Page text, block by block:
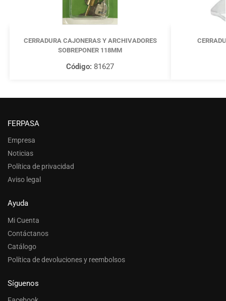
CERRADURA CAJONERAS Y ARCHIVADORES
SOBREPONER 118MM
Código: 81627
FERPASA
Empresa
Noticias
Política de privacidad
Aviso legal
Ayuda
Mi Cuenta
Contáctanos
Catálogo
Política de devoluciones y reembolsos
Síguenos